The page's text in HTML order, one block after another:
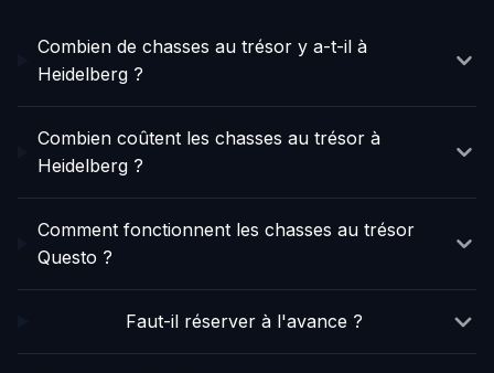
Combien de chasses au trésor y a-t-il à
Heidelberg ?
Combien coûtent les chasses au trésor à
Heidelberg ?
Comment fonctionnent les chasses au trésor
Questo ?
Faut-il réserver à l'avance ?